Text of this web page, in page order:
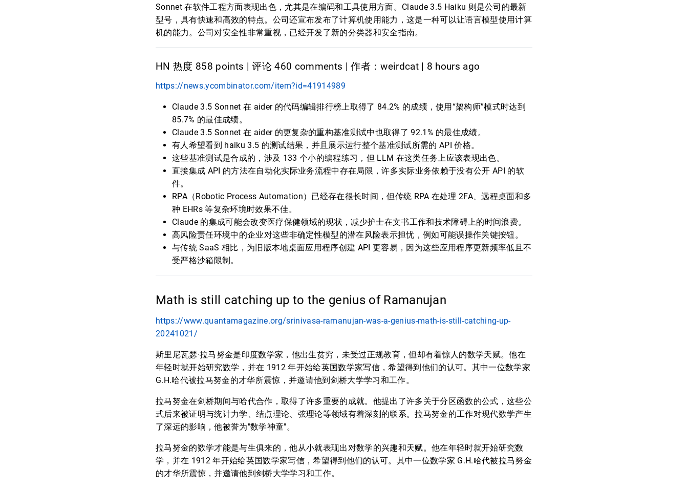
Sonnet 在软件工程方面表现出色，尤其是在编码和工具使用方面。Claude 3.5 Haiku 则是公司的最新
型号，具有快速和高效的特点。公司还宣布发布了计算机使用能力，这是一种可以让语言模型使用计算
机的能力。公司对安全性非常重视，已经开发了新的分类器和安全指南。
HN 热度 858 points | 评论 460 comments | 作者：weirdcat | 8 hours ago
https://news.ycombinator.com/item?id=41914989
Claude 3.5 Sonnet 在 aider 的代码编辑排行榜上取得了 84.2% 的成绩，使用“架构师”模式时达到
85.7% 的最佳成绩。
Claude 3.5 Sonnet 在 aider 的更复杂的重构基准测试中也取得了 92.1% 的最佳成绩。
有人希望看到 haiku 3.5 的测试结果，并且展示运行整个基准测试所需的 API 价格。
这些基准测试是合成的，涉及 133 个小的编程练习，但 LLM 在这类任务上应该表现出色。
直接集成 API 的方法在自动化实际业务流程中存在局限，许多实际业务依赖于没有公开 API 的软
件。
RPA（Robotic Process Automation）已经存在很长时间，但传统 RPA 在处理 2FA、远程桌面和多
种 EHRs 等复杂环境时效果不佳。
Claude 的集成可能会改变医疗保健领域的现状，减少护士在文书工作和技术障碍上的时间浪费。
高风险责任环境中的企业对这些非确定性模型的潜在风险表示担忧，例如可能误操作关键按钮。
与传统 SaaS 相比，为旧版本地桌面应用程序创建 API 更容易，因为这些应用程序更新频率低且不
受严格沙箱限制。
Math is still catching up to the genius of Ramanujan
https://www.quantamagazine.org/srinivasa-ramanujan-was-a-genius-math-is-still-catching-up-
20241021/
斯里尼瓦瑟·拉马努金是印度数学家，他出生贫穷，未受过正规教育，但却有着惊人的数学天赋。他在
年轻时就开始研究数学，并在 1912 年开始给英国数学家写信，希望得到他们的认可。其中一位数学家
G.H.哈代被拉马努金的才华所震惊，并邀请他到剑桥大学学习和工作。
拉马努金在剑桥期间与哈代合作，取得了许多重要的成就。他提出了许多关于分区函数的公式，这些公
式后来被证明与统计力学、结点理论、弦理论等领域有着深刻的联系。拉马努金的工作对现代数学产生
了深远的影响，他被誉为"数学神童"。
拉马努金的数学才能是与生俱来的，他从小就表现出对数学的兴趣和天赋。他在年轻时就开始研究数
学，并在 1912 年开始给英国数学家写信，希望得到他们的认可。其中一位数学家 G.H.哈代被拉马努金
的才华所震惊，并邀请他到剑桥大学学习和工作。